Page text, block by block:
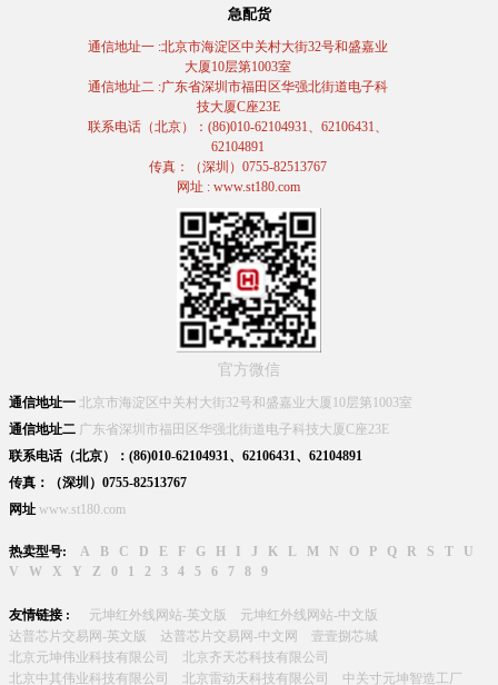
急配货
通信地址一 :北京市海淀区中关村大街32号和盛嘉业
大厦10层第1003室
通信地址二 :广东省深圳市福田区华强北街道电子科
技大厦C座23E
联系电话（北京）：(86)010-62104931、62106431、
62104891
传真：（深圳）0755-82513767
网址 : www.st180.com
官方微信
通信地址一 北京市海淀区中关村大街32号和盛嘉业大厦10层第1003室
通信地址二 广东省深圳市福田区华强北街道电子科技大厦C座23E
联系电话（北京）：(86)010-62104931、62106431、62104891
传真：（深圳）0755-82513767
网址 www.st180.com
热卖型号: A B C D E F G H J K L M N O P Q R S T
U
V
W X Y Z 0 1 2 3 4 5 6 7 8 9
友情链接 : 元坤红外线网站-英文版
元坤红外线网站-中文版
达普芯片交易网-英文版
达普芯片交易网-中文网
壹壹捌芯城
北京元坤伟业科技有限公司
北京齐天芯科技有限公司
北京中其伟业科技有限公司
北京雷动天科技有限公司 中关寸元坤智造工厂